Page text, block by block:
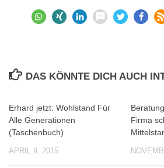
DAS KÖNNTE DICH AUCH
Erhard jetzt: Wohlstand Für
Alle Generationen
(Taschenbuch)
APRIL 9, 2015
Firma